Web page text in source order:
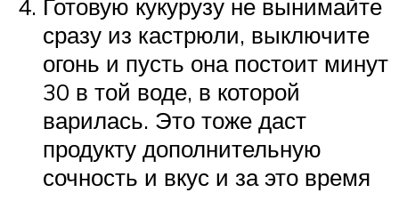
Готовую кукурузу не вынимайте
сразу из кастрюли, выключите
огонь и пусть она постоит минут
30 в той воде, в которой
варилась. Это тоже даст
продукту дополнительную
сочность и вкус и за это время